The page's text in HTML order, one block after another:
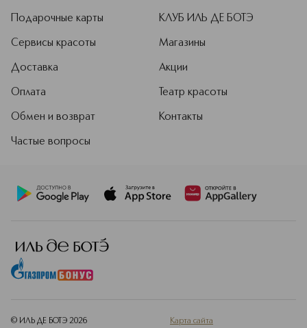
Подарочные карты
Сервисы красоты
Доставка
Оплата
Обмен и возврат
Частые вопросы
КЛУБ ИЛЬ ДЕ БОТЭ
Магазины
Акции
Театр красоты
Контакты
© ИЛЬ ДЕ БОТЭ 2026 Карта сайта